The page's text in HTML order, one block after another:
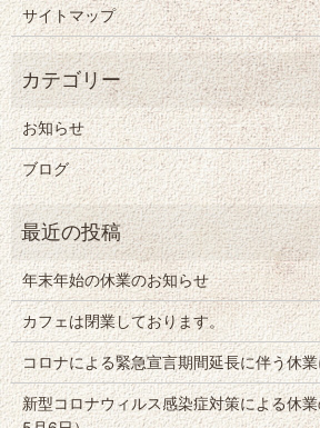
サイトマップ
お知らせ
ブログ
年末年始の休業のお知らせ
カフェは閉業しております。
コロナによる緊急宣言期間延長に伴う休
新型コロナウィルス感染症対策による休